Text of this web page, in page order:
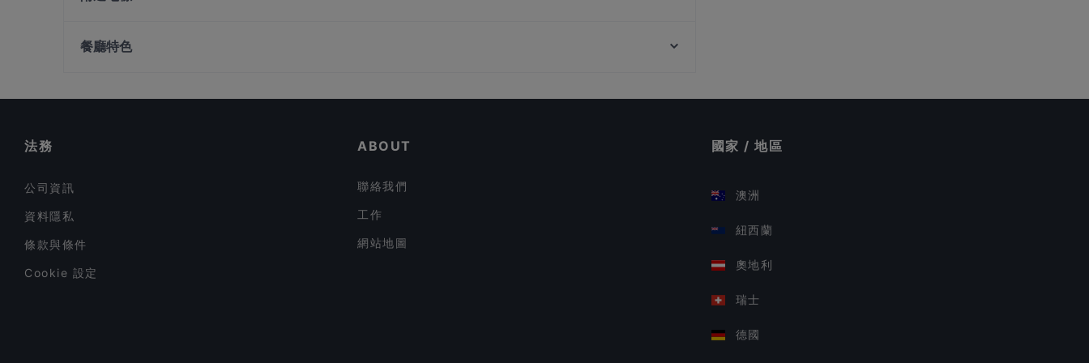
NHC Tanjong Pagar
餐廳特色
在 新加坡 的 午餐
在 新加坡 的 早午餐
法務
公司資訊
資料隱私
條款與條件
Cookie 設定
ABOUT
聯絡我們
工作
網站地圖
國家 / 地區
澳洲
紐西蘭
奧地利
瑞士
德國